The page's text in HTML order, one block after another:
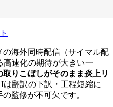
海外同時配信（サイマル配
速化の期待が大きい一
りこぼしがそのまま炎上リ
翻訳の下訳・工程短縮に
監修が不可欠です。